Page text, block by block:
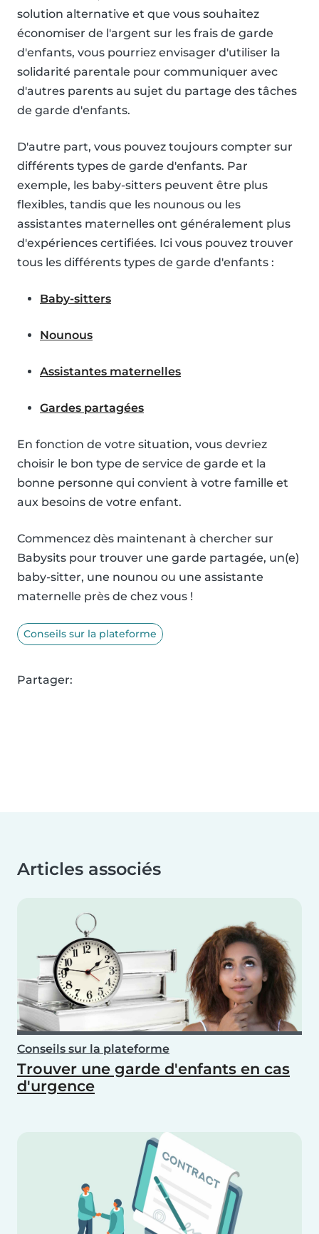
solution alternative et que vous souhaitez
économiser de l'argent sur les frais de garde
d'enfants, vous pourriez envisager d'utiliser la
solidarité parentale pour communiquer avec
d'autres parents au sujet du partage des tâches
de garde d'enfants.
D'autre part, vous pouvez toujours compter sur
différents types de garde d'enfants. Par
exemple, les baby-sitters peuvent être plus
flexibles, tandis que les nounous ou les
assistantes maternelles ont généralement plus
d'expériences certifiées. Ici vous pouvez trouver
tous les différents types de garde d'enfants :
Baby-sitters
Nounous
Assistantes maternelles
Gardes partagées
En fonction de votre situation, vous devriez
choisir le bon type de service de garde et la
bonne personne qui convient à votre famille et
aux besoins de votre enfant.
Commencez dès maintenant à chercher sur
Babysits pour trouver une garde partagée, un(e)
baby-sitter, une nounou ou une assistante
maternelle près de chez vous !
Conseils sur la plateforme
Partager:
Articles associés
Conseils sur la plateforme
Trouver une garde d'enfants en cas
d'urgence